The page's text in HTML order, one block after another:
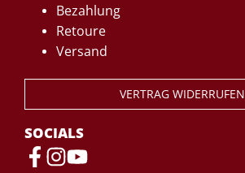
Bezahlung
Retoure
Versand
VERTRAG WIDERRUFEN
SOCIALS